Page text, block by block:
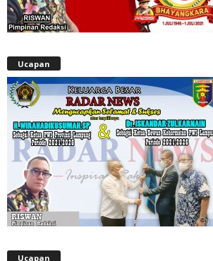
Ucapan
Ucapan